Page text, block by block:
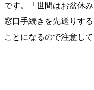
です。「世間はお盆休
窓口手続きを先送りす
ことになるので注意して